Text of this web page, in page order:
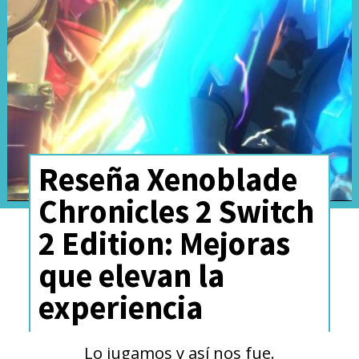
Sin embargo, esa misma
simplicidad puede jugar en
contra ya que Rhythm Heaven
Reseña Xenoblade
Chronicles 2 Switch
2 Edition: Mejoras
que elevan la
experiencia
Lo jugamos y así nos fue.